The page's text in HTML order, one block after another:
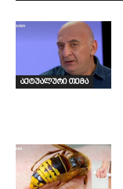
აქტუალური თემა